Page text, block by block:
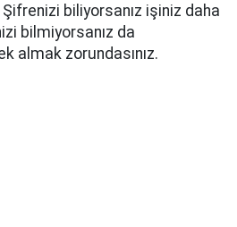
biliyorsanız işiniz daha
bilmiyorsanız da
almak zorundasınız.